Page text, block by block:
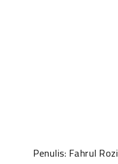
Penulis: Fahrul Rozi